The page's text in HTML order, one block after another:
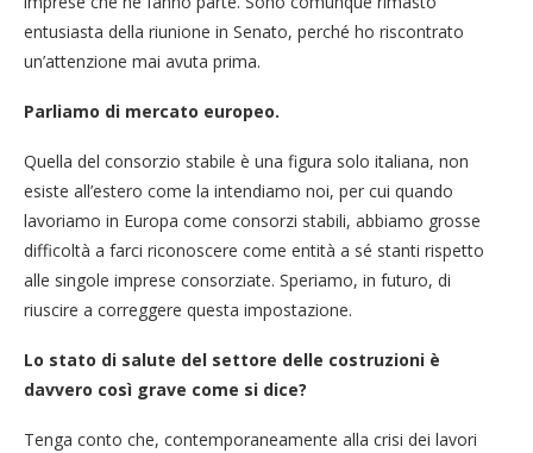
entusiasta della riunione in Senato, perché ho riscontrato
un’attenzione mai avuta prima.
Parliamo di mercato europeo.
Quella del consorzio stabile è una figura solo italiana, non
esiste all’estero come la intendiamo noi, per cui quando
lavoriamo in Europa come consorzi stabili, abbiamo grosse
difficoltà a farci riconoscere come entità a sé stanti rispetto
alle singole imprese consorziate. Speriamo, in futuro, di
riuscire a correggere questa impostazione.
Lo stato di salute del settore delle costruzioni è
davvero così grave come si dice?
Tenga conto che, contemporaneamente alla crisi dei lavori